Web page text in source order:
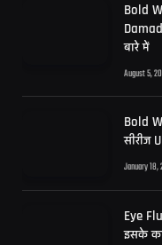
Bold
बारे में
August 5,
Bold
सीरीज
January 18,
Eye
इसके